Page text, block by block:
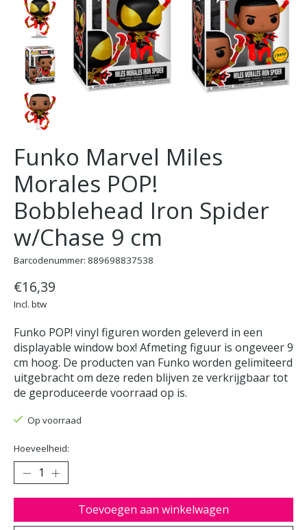
Funko Marvel Miles
Morales POP!
Bobblehead Iron Spider
w/Chase 9 cm
Barcodenummer: 889698837538
€16,39
Incl. btw
Funko POP! vinyl figuren worden geleverd in een
displayable window box! Afmeting figuur is ongeveer 9
cm hoog. De producten van Funko worden gelimiteerd
uitgebracht om deze reden blijven ze verkrijgbaar tot
de geproduceerde voorraad op is.
Op voorraad
Hoeveelheid:
Toevoegen aan winkelwagen